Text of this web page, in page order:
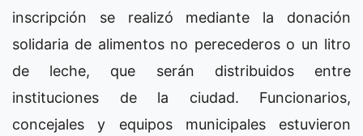
inscripción se realizó mediante la donación
solidaria de alimentos no perecederos o un litro
de leche, que serán distribuidos entre
instituciones de la ciudad. Funcionarios,
concejales y equipos municipales estuvieron